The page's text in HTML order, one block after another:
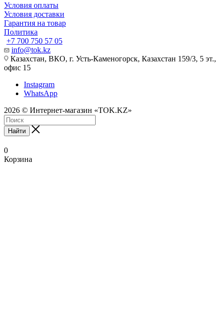
Условия оплаты
Условия доставки
Гарантия на товар
Политика
+7 700 750 57 05
info@tok.kz
Казахстан, ВКО, г. Усть-Каменогорск, Казахстан 159/3, 5 эт.,
офис 15
Instagram
WhatsApp
2026 © Интернет-магазин «TOK.KZ»
Найти
0
Корзина